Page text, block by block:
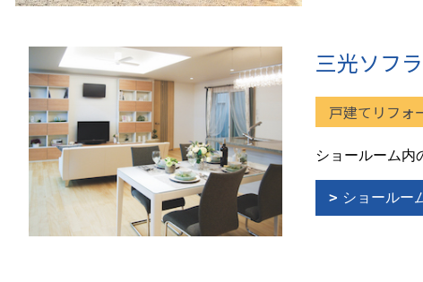
三光ソフ
戸建てリフォ
ショールーム内
ショールー